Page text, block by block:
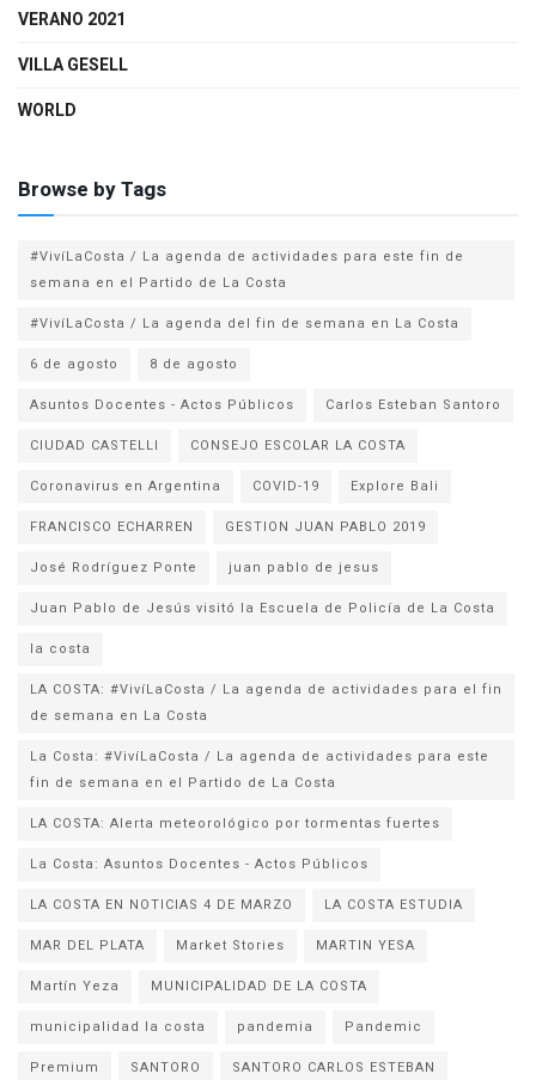
VERANO 2021
VILLA GESELL
WORLD
Browse by Tags
#VivíLaCosta / La agenda de actividades para este fin de
semana en el Partido de La Costa
#VivíLaCosta / La agenda del fin de semana en La Costa
6 de agosto
8 de agosto
Asuntos Docentes - Actos Públicos
Carlos Esteban Santoro
CIUDAD CASTELLI
CONSEJO ESCOLAR LA COSTA
Coronavirus en Argentina
COVID-19
Explore Bali
FRANCISCO ECHARREN
GESTION JUAN PABLO 2019
José Rodríguez Ponte
juan pablo de jesus
la costa
LA COSTA: #VivíLaCosta / La agenda de actividades para el fin
de semana en La Costa
La Costa: #VivíLaCosta / La agenda de actividades para este
fin de semana en el Partido de La Costa
LA COSTA: Alerta meteorológico por tormentas fuertes
La Costa: Asuntos Docentes - Actos Públicos
LA COSTA EN NOTICIAS 4 DE MARZO
LA COSTA ESTUDIA
MAR DEL PLATA
Market Stories
MARTIN YESA
Martín Yeza
MUNICIPALIDAD DE LA COSTA
municipalidad la costa
pandemia
Pandemic
Premium
SANTORO
SANTORO CARLOS ESTEBAN